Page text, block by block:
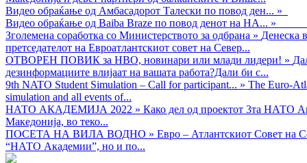
Видео обраќањe од Амбасадорот Талески по повод ден... »
Видео обраќање од Baiba Braze по повод денот на НА... »
Зголемена соработка со Министерството за одбрана » Денеска
претседателот на Евроатлантскиот совет на Север...
ОТВОРЕН ПОВИК за НВО, новинари или млади лидери! »
дезинформациите влијаат на вашата работа?Дали би с...
9th NATO Student Simulation – Call for participant... » The Euro-
simulation and all events of...
НАТО АКАДЕМИЈА 2022 » Како дел од проектот 3та НАТО
Македонија, во теко...
ПОСЕТА НА ВИЛА ВОДНО » Евро – Атлантскиот Совет на
“НАТО Академии”, но и по...